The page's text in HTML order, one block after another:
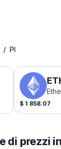
/ PI
$ 1 858.07
di prezzi